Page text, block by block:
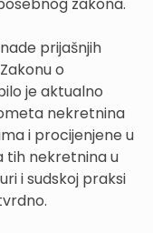
prijašnjih
o
je aktualno
nekretnina
i procijenjene u
tih nekretnina u
i sudskoj praksi